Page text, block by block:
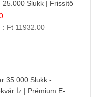
25.000 Slukk | Frissítő
Ft 11932.00
35.000 Slukk -
Íz | Prémium E-